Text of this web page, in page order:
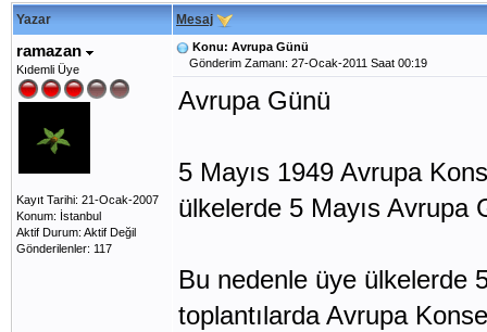
Yazar Mesaj
ramazan
Kıdemli Üye
Kayıt Tarihi: 21-Ocak-2007
Konum: İstanbul
Aktif Durum: Aktif Değil
Gönderilenler: 117
Konu: Avrupa Günü
Gönderim Zamanı: 27-Ocak-2011 Saat 00:19
Avrupa Günü
5 Mayıs 1949 Avrupa
ülkelerde 5 Mayıs Avrupa
Bu nedenle üye ülkelerde
toplantılarda Avrupa